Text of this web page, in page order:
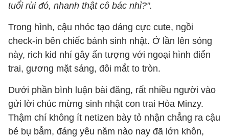
tuổi rùi đó, nhanh thật cô bác nhỉ?".
Trong hình, cậu nhóc tạo dáng cực cute, ngồi
check-in bên chiếc bánh sinh nhật. Ở lần lên sóng
này, rich kid nhí gây ấn tượng với ngoại hình điển
trai, gương mặt sáng, đôi mắt to tròn.
Dưới phần bình luận bài đăng, rất nhiều người vào
gửi lời chúc mừng sinh nhật con trai Hòa Minzy.
Thậm chí không ít netizen bày tỏ nhận chẳng ra cậu
bé bụ bẫm, đáng yêu năm nào nay đã lớn khôn,